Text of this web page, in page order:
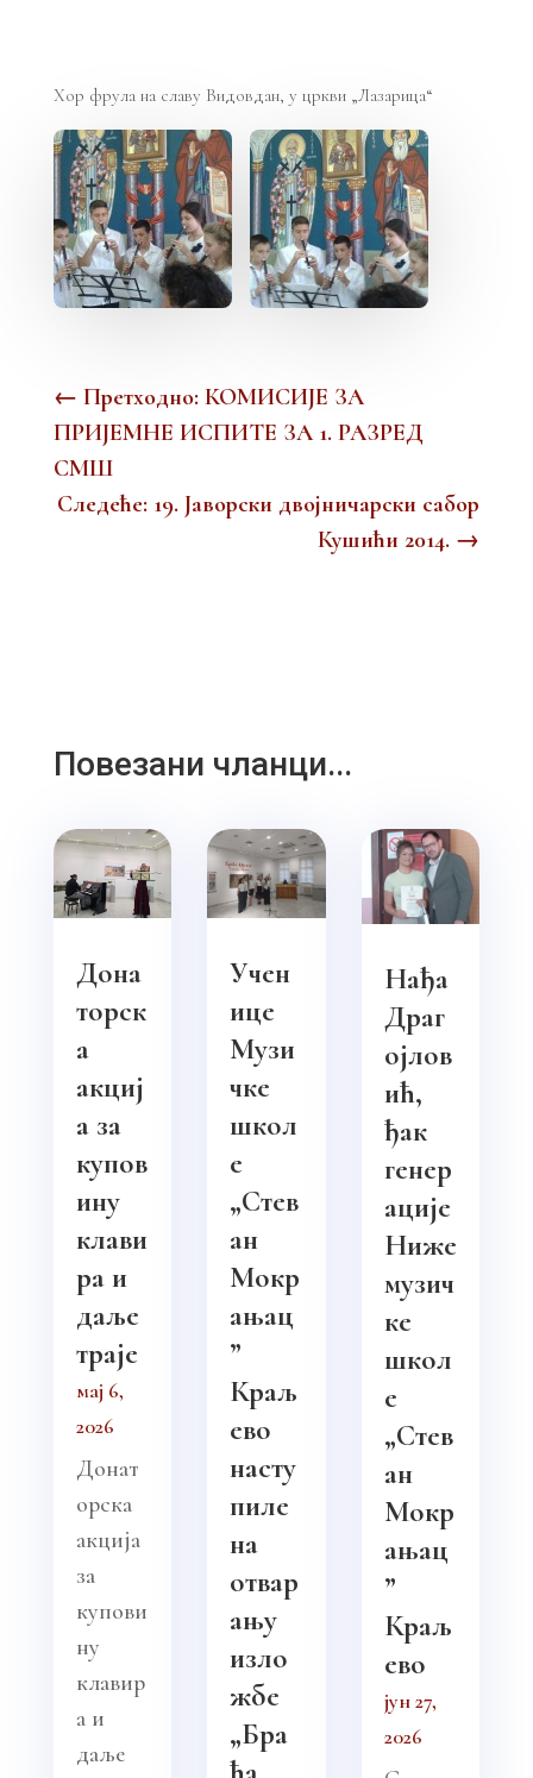
Хор фрула на славу Видовдан, у цркви „Лазарица“
← Претходно: КОМИСИЈЕ ЗА
ПРИЈЕМНЕ ИСПИТЕ ЗА 1. РАЗРЕД
СМШ
Следеће: 19. Јаворски двојничарски сабор
Кушићи 2014. →
Повезани чланци...
Дона
торск
а
акциј
а за
купов
ину
клави
ра и
даље
траје
мај 6,
2026
Донат
орска
акција
за
купови
ну
клавир
а и
даље
Учен
ице
Музи
чке
школ
е
„Стев
ан
Мокр
ањац
”
Краљ
ево
насту
пиле
на
отвар
ању
изло
жбе
„Бра
Нађа
Драг
ојлов
ић,
ђак
генер
ације
Ниже
музич
ке
школ
е
„Стев
ан
Мокр
ањац
”
Краљ
ево
јун 27,
2026